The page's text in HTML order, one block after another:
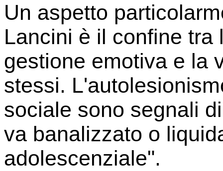
Un aspetto
Lancini è il confine
gestione emotiva e la
stessi.
sociale sono segnali
va banalizzato o
adolescenziale".